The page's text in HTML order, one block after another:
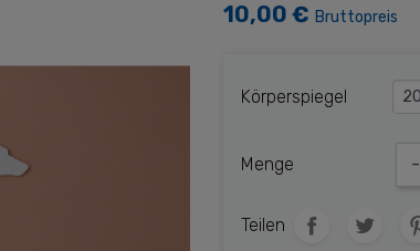
10,00 € Bruttopreis
Körperspiegel
Menge -
Teilen